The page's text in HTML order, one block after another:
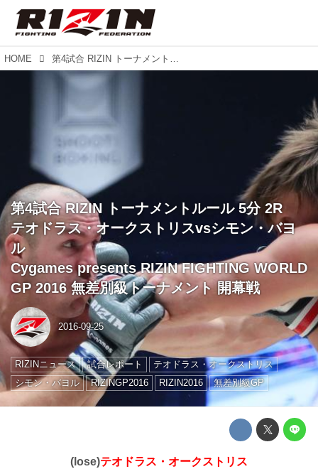
HOME 第4試合 RIZIN トーナメントルール 5分 2R テオドラス・オークストリスvsシモン・バヨル Cygames presents RIZIN FIGHTING WORLD GP 2016 無差別級トーナメント 開幕戦
第4試合 RIZIN トーナメントルール 5分 2R
テオドラス・オークストリスvsシモン・バヨ
ル
Cygames presents RIZIN FIGHTING WORLD
GP 2016 無差別級トーナメント 開幕戦
2016-09-25
RIZINニュース 試合レポート
テオドラス・オークストリス
シモン・バヨル
RIZINGP2016 RIZIN2016 無差別級GP
(lose)テオドラス・オークストリス